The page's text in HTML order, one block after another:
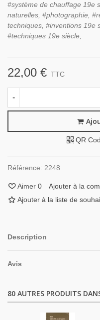
#système de chauffage 19e
naturelles, #photographie,
techniques, #inventions 19e
#techniques 19e siècle,
22,00 € TTC
-
QR
Référence: 2248
Aimer 0 Ajouter à la
Ajouter à la liste de
Description
Avis
80 AUTRES PRODUITS